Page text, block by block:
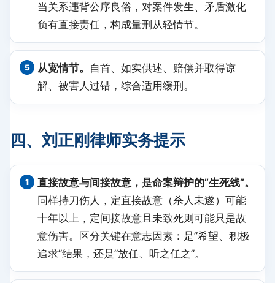
当关系违背公序良俗，对案件发生、矛盾激化
负有直接责任，构成量刑从轻情节。
从宽情节。 自首、如实供述、赔偿并取得谅
解、被害人过错，综合适用缓刑。
四、刘正刚律师实务提示
直接故意与间接故意，是命案辩护的”生死线”。
同样持刀伤人，定直接故意（杀人未遂）可能
十年以上，定间接故意且未致死则可能只是故
意伤害。区分关键在意志因素：是”希望、积极
追求”结果，还是”放任、听之任之”。